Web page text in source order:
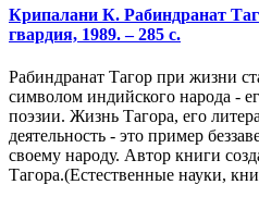
Крипалани К. Рабиндранат
гвардия, 1989. – 285 с.
Рабиндранат Тагор при жизни
символом индийского народа -
поэзии. Жизнь Тагора, его
деятельность - это пример
своему народу. Автор книги
Тагора.(Естественные науки,